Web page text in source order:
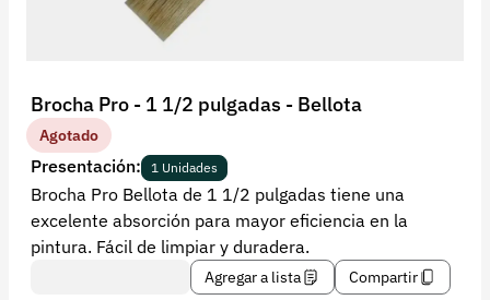
Brocha Pro - 1 1/2 pulgadas - Bellota
Agotado
Presentación: 1 Unidades
Brocha Pro Bellota de 1 1/2 pulgadas tiene una
excelente absorción para mayor eficiencia en la
pintura. Fácil de limpiar y duradera.
Agregar a lista
Compartir
contacto@croper.com
© 2026 Croper.com Todos los derechos reservados
Versión 5.45.0
Síguenos